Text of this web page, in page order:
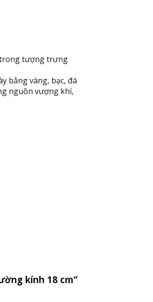
tượng trưng
bằng vàng, bạc, đá
nguồn vượng khí,
kính 18 cm”